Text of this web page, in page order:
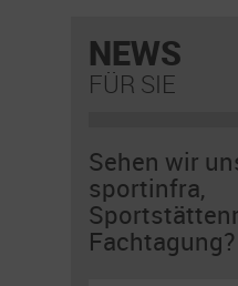
NEWS
FÜR SIE
Sehen wir
sportinfra,
Fachtagung?